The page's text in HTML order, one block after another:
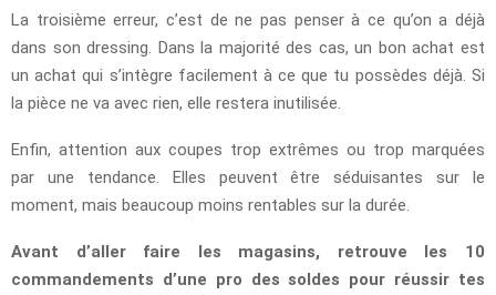
La troisième erreur, c’est de ne pas penser à ce qu’on a déjà
dans son dressing. Dans la majorité des cas, un bon achat est
un achat qui s’intègre facilement à ce que tu possèdes déjà. Si
la pièce ne va avec rien, elle restera inutilisée.
Enfin, attention aux coupes trop extrêmes ou trop marquées
par une tendance. Elles peuvent être séduisantes sur le
moment, mais beaucoup moins rentables sur la durée.
Avant d’aller faire les magasins, retrouve les 10
commandements d’une pro des soldes pour réussir tes